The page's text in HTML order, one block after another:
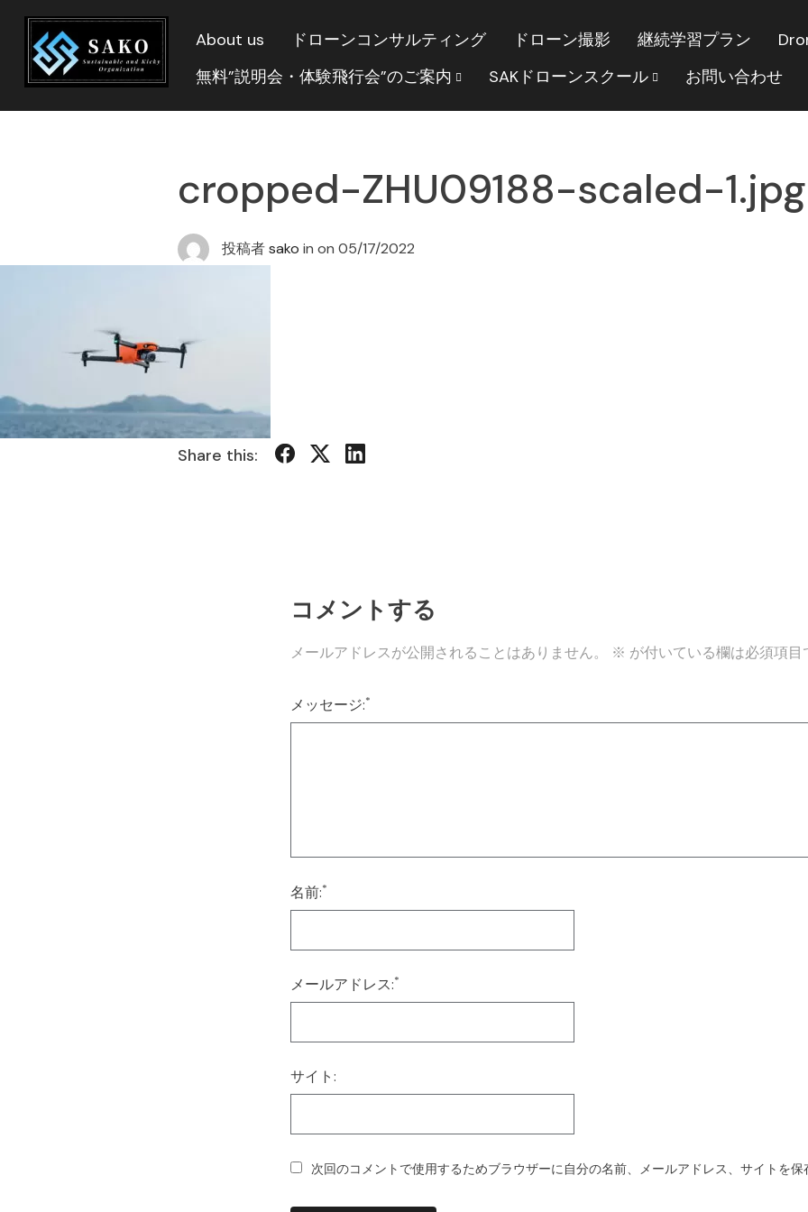
About us ドローンコンサルティング ドローン撮影 継続学習プラン
無料”説明会・体験飛行会”のご案内
SAKドローンスクール お問い合わせ
cropped-ZHU09188-scaled-1.jpg
投稿者sako in on 05/17/2022
Share this:
コメントする
メールアドレスが公開されることはありません。 ※ が付いている欄は必須項目
メッセージ:*
名前:*
メールアドレス:*
サイト:
次回のコメントで使用するためブラウザーに自分の名前、メールアドレス、サイトを保